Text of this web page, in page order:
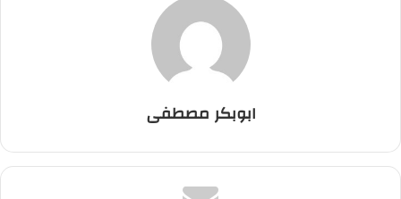
ابوبكر مصطفى